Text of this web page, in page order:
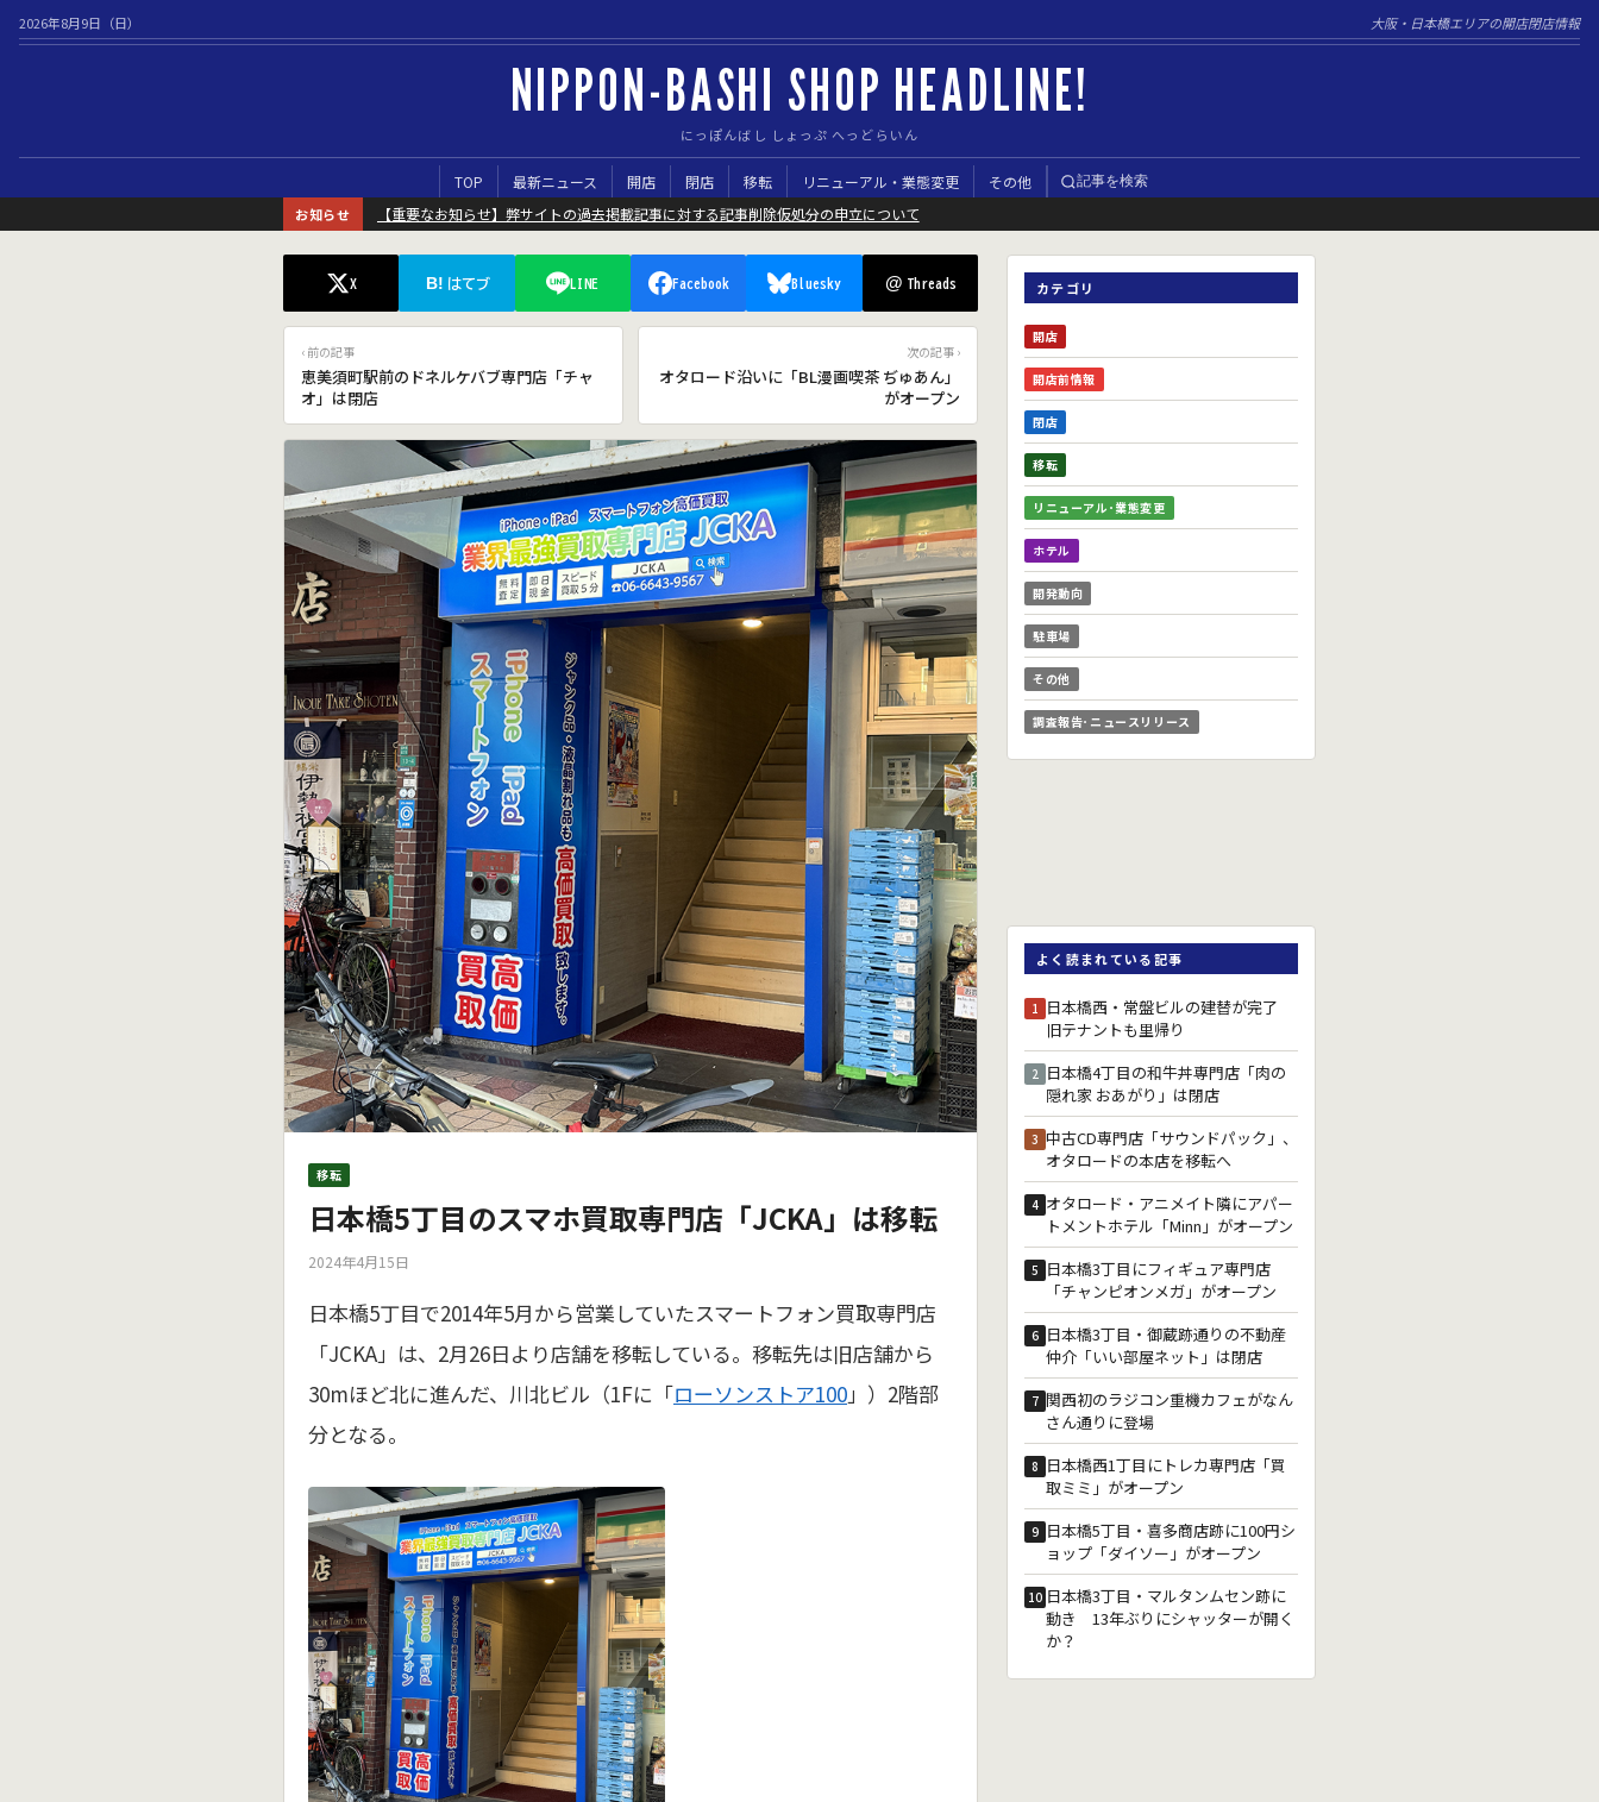
2026年8月9日（日） 大阪・日本橋エリアの開店閉店情報
NIPPON-BASHI SHOP HEADLINE!
にっぽんばし しょっぷ へっどらいん
TOP 最新ニュース 開店 閉店 移転 リニューアル・業態変更 その他 記事を検索
お知らせ 【重要なお知らせ】弊サイトの過去掲載記事に対する記事削除仮処分の申立について
X B! はてブ LINE Facebook Bluesky @ Threads
‹ 前の記事
恵美須町駅前のドネルケバブ専門店「チャ
オ」は閉店
次の記事 ›
オタロード沿いに「BL漫画喫茶 ぢゅあん」
がオープン
移転
日本橋5丁目のスマホ買取専門店「JCKA」は移転
2024年4月15日
日本橋5丁目で2014年5月から営業していたスマートフォン買取専門店
「JCKA」は、2月26日より店舗を移転している。移転先は旧店舗から
30mほど北に進んだ、川北ビル（1Fに「ローソンストア100」）2階部
分となる。
カテゴリ
開店
開店前情報
閉店
移転
リニューアル･業態変更
ホテル
開発動向
駐車場
その他
調査報告･ニュースリリース
よく読まれている記事
1 日本橋西・常盤ビルの建替が完了
旧テナントも里帰り
2 日本橋4丁目の和牛丼専門店「肉の
隠れ家 おあがり」は閉店
3 中古CD専門店「サウンドパック」、
オタロードの本店を移転へ
4 オタロード・アニメイト隣にアパー
トメントホテル「Minn」がオープン
5 日本橋3丁目にフィギュア専門店
「チャンピオンメガ」がオープン
6 日本橋3丁目・御蔵跡通りの不動産
仲介「いい部屋ネット」は閉店
7 関西初のラジコン重機カフェがなん
さん通りに登場
8 日本橋西1丁目にトレカ専門店「買
取ミミ」がオープン
9 日本橋5丁目・喜多商店跡に100円シ
ョップ「ダイソー」がオープン
10 日本橋3丁目・マルタンムセン跡に
動き 13年ぶりにシャッターが開く
か？